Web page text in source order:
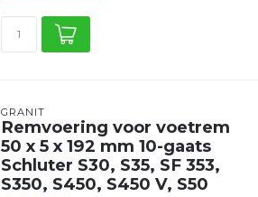
GRANIT
Remvoering voor voetrem
50 x 5 x 192 mm 10-gaats
Schluter S30, S35, SF 353,
S350, S450, S450 V, S50